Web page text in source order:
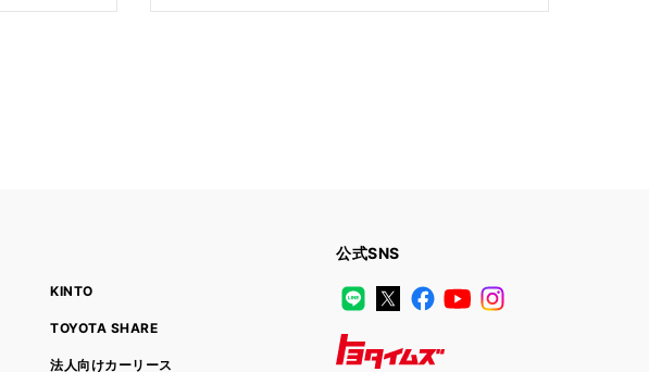
KINTO
TOYOTA SHARE
法人向けカーリース
公式SNS
LINE
X FacebookYouTube